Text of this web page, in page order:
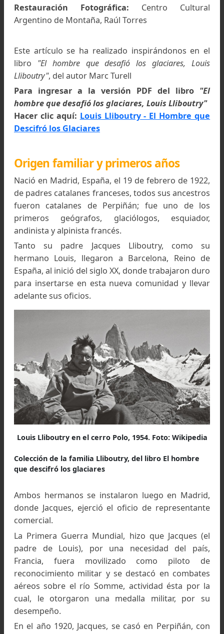
Por José Herminio Hernández. Montañista,
(RE)
Restauración Fotográfica:Centro
Argentino de Montaña, Raúl Torres
Este artículo se ha realizado inspirándonos
libro"El hombre que desafió los glaciares,
Lliboutry", del autor Marc Turell
hombre que desafió los glaciares, Louis
Hacer clic aquí:
Louis Lliboutry - El Hombre
Descifró los Glaciares
Origen familiar y primeros años
Nació en Madrid, España, el 19 de febrero de
de padres catalanes franceses, todos sus
fueron catalanes de Perpiñán; fue uno de
primeros geógrafos, glaciólogos,
andinista y alpinista francés.
hermano Louis, llegaron a Barcelona, Reino
España, al inició del siglo XX, donde trabajaron
para insertarse en esta nueva comunidad y
adelante sus oficios.
Louis Lliboutry en el cerro Polo, 1954. Foto:
Colección de la familia Lliboutry, del libro El hombre
que descifró los glaciares
Ambos hermanos se instalaron luego en
donde Jacques, ejerció el oficio de
comercial.